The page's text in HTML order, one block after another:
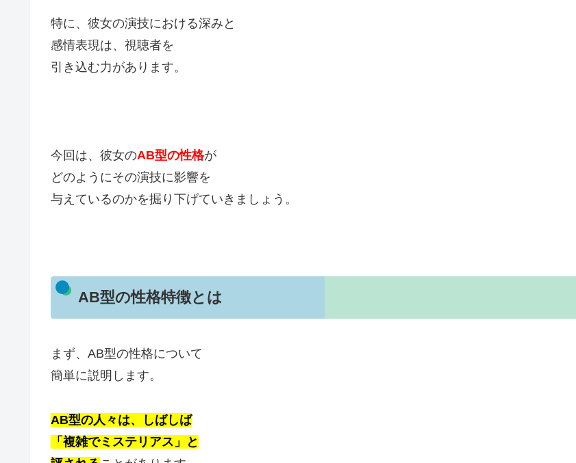
特に、彼女の演技における深みと
感情表現は、視聴者を
引き込む力があります。
今回は、彼女のAB型の性格が
どのようにその演技に影響を
与えているのかを掘り下げていきましょう。
AB型の性格特徴とは
まず、AB型の性格について
簡単に説明します。
AB型の人々は、しばしば
「複雑でミステリアス」と